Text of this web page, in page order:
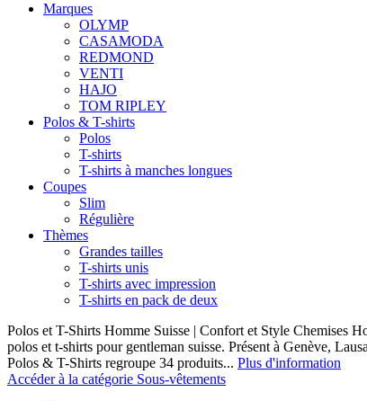
Marques
OLYMP
CASAMODA
REDMOND
VENTI
HAJO
TOM RIPLEY
Polos & T-shirts
Polos
T-shirts
T-shirts à manches longues
Coupes
Slim
Régulière
Thèmes
Grandes tailles
T-shirts unis
T-shirts avec impression
T-shirts en pack de deux
Polos et T-Shirts Homme Suisse | Confort et Style Chemises
polos et t-shirts pour gentleman suisse. Présent à Genève,
Polos & T-Shirts regroupe 34 produits... Plus d'information
Accéder à la catégorie Sous-vêtements